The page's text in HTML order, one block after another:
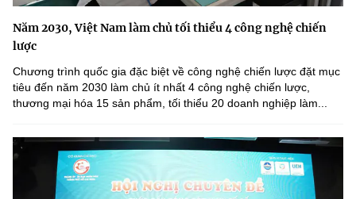
Năm 2030, Việt Nam làm chủ tối thiểu 4 công nghệ chiến
lược
Chương trình quốc gia đặc biệt về công nghệ chiến lược đặt mục
tiêu đến năm 2030 làm chủ ít nhất 4 công nghệ chiến lược,
thương mại hóa 15 sản phẩm, tối thiểu 20 doanh nghiệp làm...